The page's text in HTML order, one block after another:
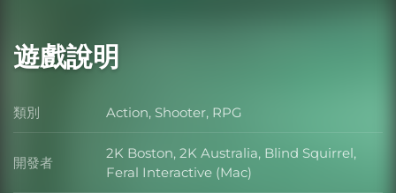
遊戲說明
類別 類別
Action, Shooter, RPG
開發者 開發者
2K Boston, 2K Australia, Blind Squirrel,
Feral Interactive (Mac)